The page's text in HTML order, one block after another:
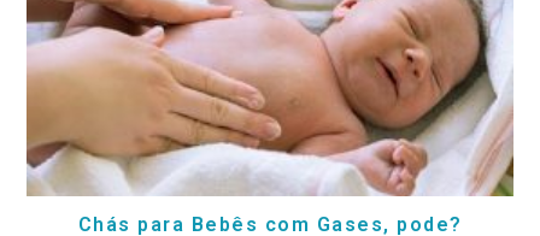
Chás para Bebês com Gases, pode?